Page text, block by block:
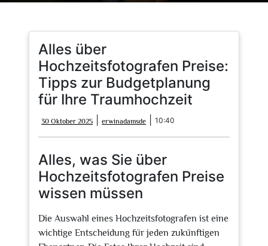
Alles über
Hochzeitsfotografen Preise:
Tipps zur Budgetplanung
für Ihre Traumhochzeit
30 Oktober 2025
Oktober
2025
erwinadamsde erwinadamsde
10:40
Alles, was Sie über
Hochzeitsfotografen Preise
wissen müssen
Die Auswahl eines Hochzeitsfotografen ist eine
wichtige Entscheidung für jeden zukünftigen